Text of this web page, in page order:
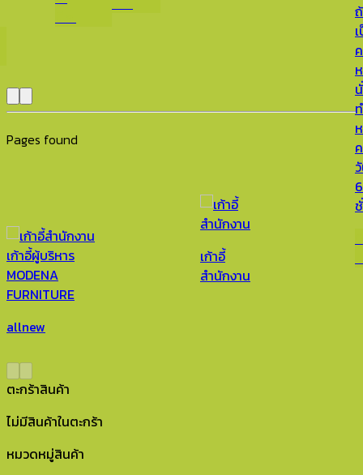
Pages found
allnew
เก้าอี้
สำนักงาน
ตะกร้าสินค้า
ไม่มีสินค้าในตะกร้า
หมวดหมู่สินค้า